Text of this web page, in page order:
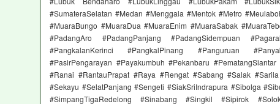
#SumateraSelatan #Medan #Menggala #Mentok #Metro
#MuaraBungo #MuaraDua #MuaraEnim #MuaraSabak
#PadangAro #PadangPanjang #PadangSidempuan
#PangkalanKerinci #PangkalPinang #Panguruan
#PasirPengarayan #Payakumbuh #Pekanbaru
#Ranai #RantauPrapat #Raya #Rengat #Sabang #Salak
#Sekayu #SelatPanjang #Sengeti #SiakSriIndrapura #Sibolga
#SimpangTigaRedelong #Sinabang #Singkil #Sipirok